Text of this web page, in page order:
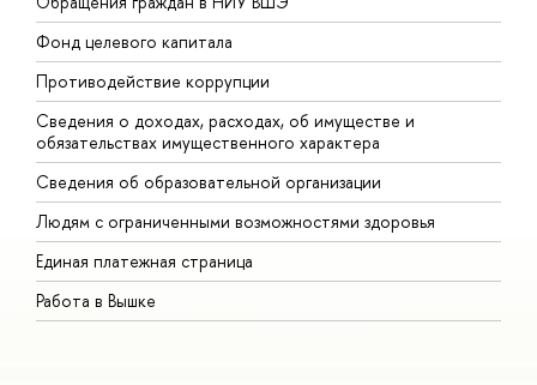
Фонд целевого капитала
Противодействие коррупции
Сведения о доходах, расходах, об имуществе и
обязательствах имущественного характера
Сведения об образовательной организации
Людям с ограниченными возможностями здоровья
Единая платежная страница
Работа в Вышке